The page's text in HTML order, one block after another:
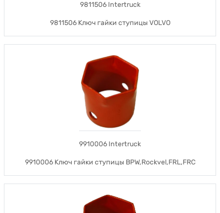
9811506 Intertruck
9811506 Ключ гайки ступицы VOLVO
9910006 Intertruck
9910006 Ключ гайки ступицы BPW,Rockvel,FRL,FRC